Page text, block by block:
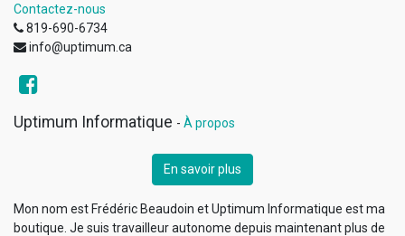
Contactez-nous
819-690-6734
info@uptimum.ca
Uptimum Informatique - À propos
En savoir plus
Mon nom est Frédéric Beaudoin et Uptimum Informatique est ma
boutique. Je suis travailleur autonome depuis maintenant plus de